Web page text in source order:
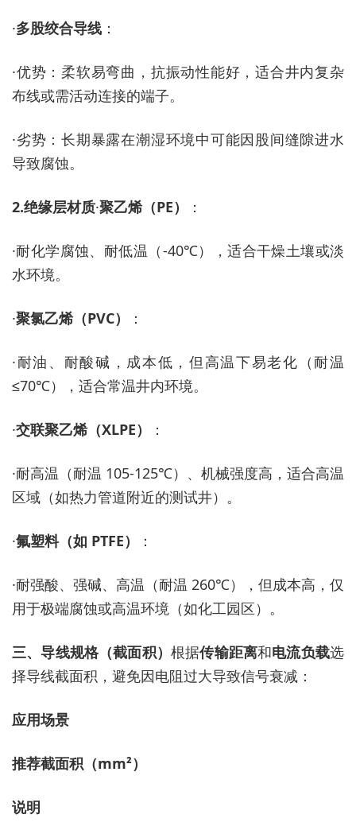
·多股绞合导线 ：
·优势：柔软易弯曲，抗振动性能好，适合井内复杂
布线或需活动连接的端子。
·劣势：长期暴露在潮湿环境中可能因股间缝隙进水
导致腐蚀。
2.绝缘层材质·聚乙烯（PE） ：
·耐化学腐蚀、耐低温（-40℃），适合干燥土壤或淡
水环境。
·聚氯乙烯（PVC） ：
·耐油、耐酸碱，成本低，但高温下易老化（耐温
≤70℃），适合常温井内环境。
·交联聚乙烯（XLPE） ：
·耐高温（耐温 105-125℃）、机械强度高，适合高温
区域（如热力管道附近的测试井）。
·氟塑料（如 PTFE） ：
·耐强酸、强碱、高温（耐温 260℃），但成本高，仅
用于极端腐蚀或高温环境（如化工园区）。
三、导线规格（截面积） 根据传输距离和电流负载选
择导线截面积，避免因电阻过大导致信号衰减：
应用场景
推荐截面积（mm²）
说明